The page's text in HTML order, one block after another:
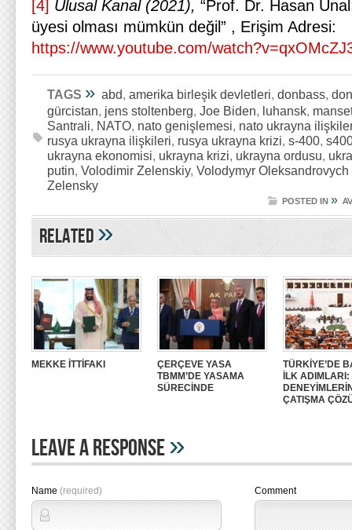
[4] Ulusal Kanal (2021), “Prof. Dr. Hasan
üyesi olması mümkün değil” , Erişim Adresi:
https://www.youtube.com/
TAGS » abd, amerika birleşik devletleri, donbass,
gürcistan, jens stoltenberg, Joe Biden, luhansk,
Santrali, NATO, nato genişlemesi, nato ukrayna
rusya ukrayna ilişkileri, rusya ukrayna krizi, s-400,
ukrayna ekonomisi, ukrayna krizi, ukrayna ordusu,
putin, Volodimir Zelenskiy, Volodymyr
Zelensky
POSTED IN »
Related»
MEKKE İTTİFAKI
ÇERÇEVE YASA
TBMM’DE YASAMA
SÜRECİNDE
TÜRKİYE’DE
İLK
ÇATIŞMA
Leave A Response»
Name (required) Comment